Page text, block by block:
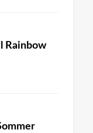
Rainbow